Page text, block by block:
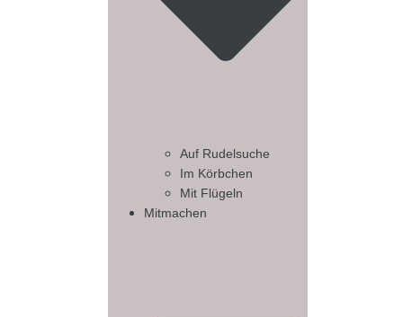
Auf Rudelsuche
Im Körbchen
Mit Flügeln
Mitmachen